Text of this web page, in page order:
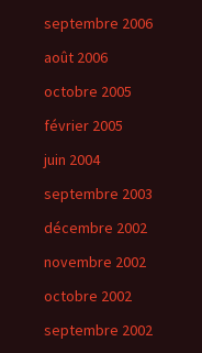
septembre 2006
août 2006
octobre 2005
février 2005
juin 2004
septembre 2003
décembre 2002
novembre 2002
octobre 2002
septembre 2002